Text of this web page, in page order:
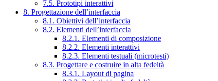
7.5. Prototipi interattivi
8. Progettazione dell’interfaccia
8.1. Obiettivi dell’interfaccia
8.2. Elementi dell’interfaccia
8.2.1. Elementi di composizione
8.2.2. Elementi interattivi
8.2.3. Elementi testuali (microtesti)
8.3. Progettare e costruire in alta fedeltà
8.3.1. Layout di pagina